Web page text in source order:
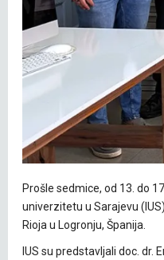
Prošle sedmice, od 13. do
univerzitetu u Sarajevu
Rioja u Logronju, Španija.
IUS su predstavljali doc. dr.